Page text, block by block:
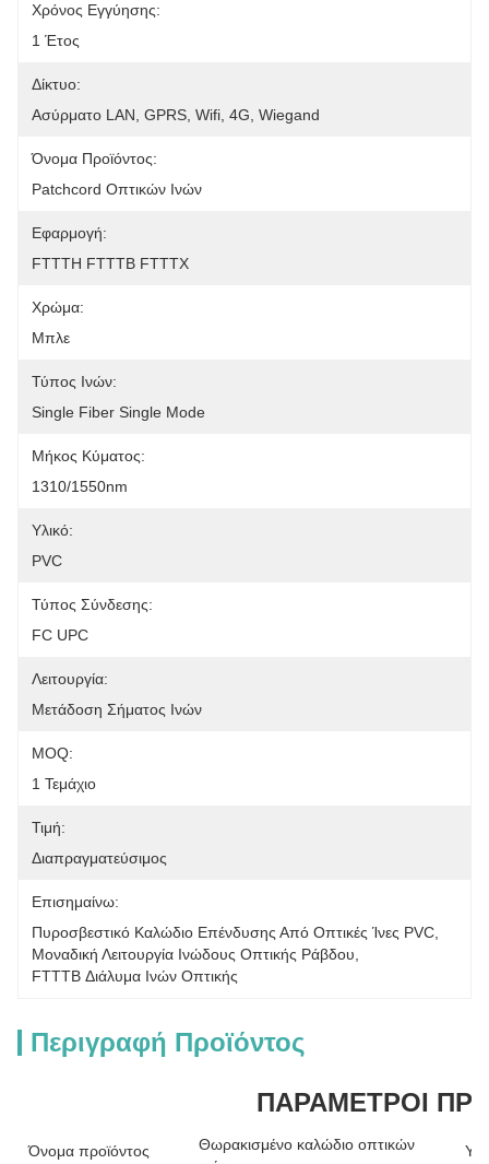
Χρόνος Εγγύησης:
1 Έτος
Δίκτυο:
Ασύρματο LAN, GPRS, Wifi, 4G, Wiegand
Όνομα Προϊόντος:
Patchcord Οπτικών Ινών
Εφαρμογή:
FTTTH FTTTB FTTTX
Χρώμα:
Μπλε
Τύπος Ινών:
Single Fiber Single Mode
Μήκος Κύματος:
1310/1550nm
Υλικό:
PVC
Τύπος Σύνδεσης:
FC UPC
Λειτουργία:
Μετάδοση Σήματος Ινών
MOQ:
1 Τεμάχιο
Τιμή:
Διαπραγματεύσιμος
Επισημαίνω:
Πυροσβεστικό Καλώδιο Επένδυσης Από Οπτικές Ίνες PVC
Μοναδική Λειτουργία Ινώδους Οπτικής Ράβδου
FTTTB Διάλυμα Ινών Οπτικής
Περιγραφή Προϊόντος
ΠΑΡΑΜΕΤΡΟΙ
Όνομα προϊόντος
Θωρακισμένο καλώδιο οπτικών